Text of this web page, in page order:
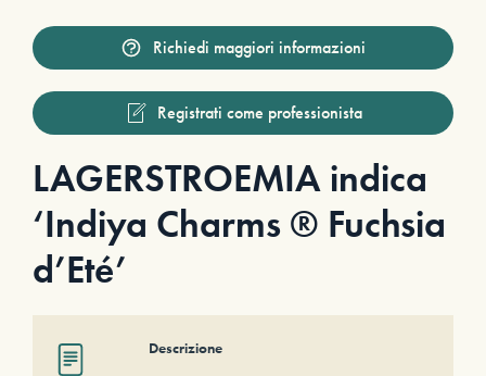
Richiedi maggiori informazioni
Registrati come professionista
LAGERSTROEMIA indica
‘Indiya Charms ® Fuchsia
d’Eté’
Descrizione